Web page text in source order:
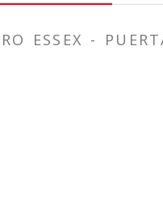
ESSEX -